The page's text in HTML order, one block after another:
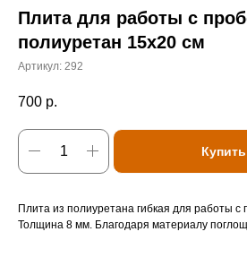
Плита для работы с
полиуретан 15х20 см
Артикул: 292
700 р.
Купить
Плита из полиуретана гибкая для работы с
Толщина 8 мм. Благодаря материалу